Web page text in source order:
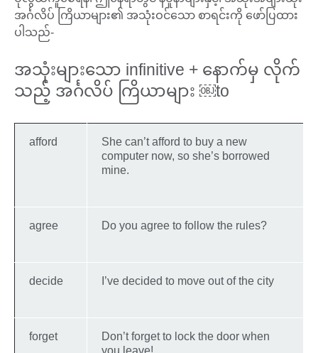
အင်္ဂလိပ် ကြိယာများ၏ အသုံးဝင်သော စာရင်းကို ဖော်ပြထား
ပါသည်-
အသုံးများသော infinitive + နောက်မှ လိုက်
သည့် အင်္ဂလိပ် ကြိယာများ ​￼​to
afford
She can’t afford to buy a new
computer now, so she’s borrowed
mine.
agree Do you agree to follow the rules?
decide I’ve decided to move out of the city
forget
Don’t forget to lock the door when